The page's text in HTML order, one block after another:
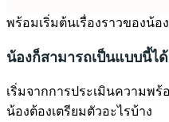
พร้อมเริ่มต้นเรื่องราวของน้อ
น้องก็สามารถเป็นแบบนี้ได้
เริ่มจากการประเมินความพ
น้องต้องเตรียมตัวอะไรบ้าง